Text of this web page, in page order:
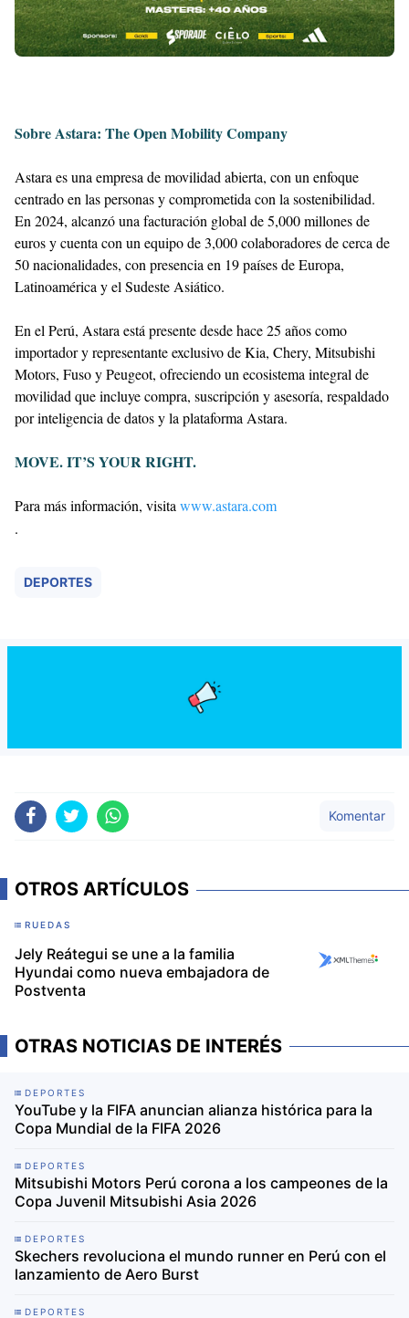
Sobre Astara: The Open Mobility Company
Astara es una empresa de movilidad abierta, con un enfoque
centrado en las personas y comprometida con la sostenibilidad.
En 2024, alcanzó una facturación global de 5,000 millones de
euros y cuenta con un equipo de 3,000 colaboradores de cerca de
50 nacionalidades, con presencia en 19 países de Europa,
Latinoamérica y el Sudeste Asiático.
En el Perú, Astara está presente desde hace 25 años como
importador y representante exclusivo de Kia, Chery, Mitsubishi
Motors, Fuso y Peugeot, ofreciendo un ecosistema integral de
movilidad que incluye compra, suscripción y asesoría, respaldado
por inteligencia de datos y la plataforma Astara.
MOVE. IT’S YOUR RIGHT.
Para más información, visitawww.astara.com
.
DEPORTES
Komentar
OTROS ARTÍCULOS
RUEDAS
Jely Reátegui se une a la familia
Hyundai como nueva embajadora de
Postventa
OTRAS NOTICIAS DE INTERÉS
DEPORTES
YouTube y la FIFA anuncian alianza histórica para la
Copa Mundial de la FIFA 2026
DEPORTES
Mitsubishi Motors Perú corona a los campeones de la
Copa Juvenil Mitsubishi Asia 2026
DEPORTES
Skechers revoluciona el mundo runner en Perú con el
lanzamiento de Aero Burst
DEPORTES